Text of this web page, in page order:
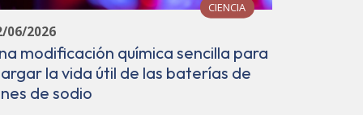
CIENCIA
06/2026
modificación química sencilla para
la vida útil de las baterías de
de sodio